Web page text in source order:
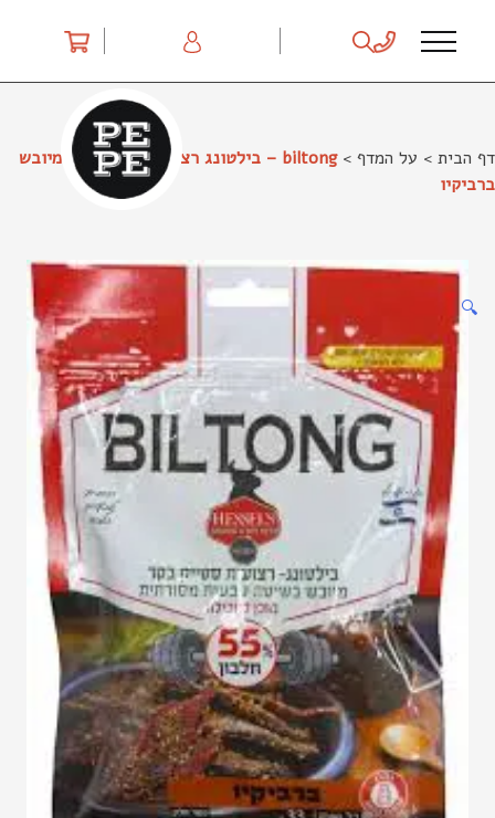
דף הבית > על המדף >
biltong – בילטונג רצועות סטייק בקר מיובש
ברביקיו
🔍